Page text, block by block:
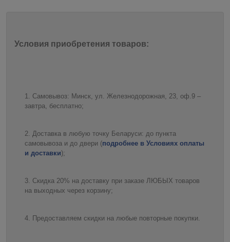
Условия приобретения товаров:
Самовывоз: Минск, ул. Железнодорожная, 23, оф.9 –
завтра, бесплатно;
Доставка в любую точку Беларуси: до пункта
самовывоза и до двери (подробнее в Условиях оплаты
и доставки);
Скидка 20% на доставку при заказе ЛЮБЫХ товаров
на выходных через корзину;
Предоставляем скидки на любые повторные покупки.